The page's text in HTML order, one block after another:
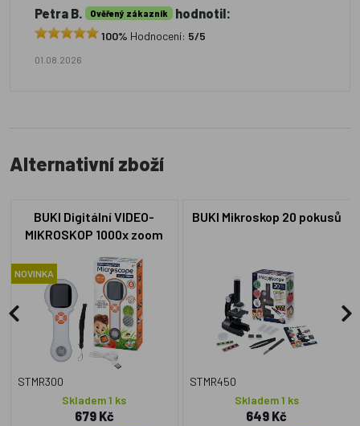
Petra B. Ověřený zákazník hodnotil:
100% Hodnocení: 5/5
01.08.2026
Alternativní zboží
BUKI Digitální VIDEO-
MIKROSKOP 1000x zoom
NOVINKA
STMR300
Skladem 1 ks
679 Kč
BUKI Mikroskop 20 pokusů
STMR450
Skladem 1 ks
649 Kč